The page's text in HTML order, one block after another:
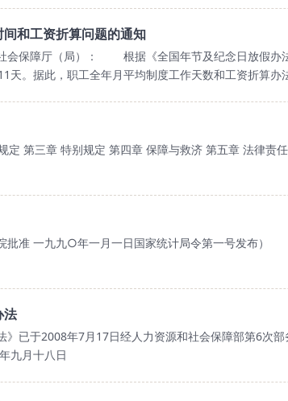
和工资折算问题的通知
会保障厅（局）： 根据《全国年节及纪念日放假办
天。据此，职工全年月平均制度工作天数和工资折算办
定 第三章 特别规定 第四章 保障与救济 第五章 法律责
批准 一九九○年一月一日国家统计局令第一号发布）
法
》已于2008年7月17日经人力资源和社会保障部第6次
月十八日